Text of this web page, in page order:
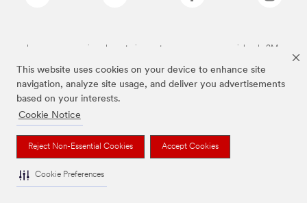
This website uses cookies on your device to enhance site
navigation, analyze site usage, and deliver you advertisements
based on your interests.
Cookie Notice
Reject Non-Essential Cookies Accept Cookies
Cookie Preferences
Las marcas mencionadas anteriormente son marcas comerciales de 3M.